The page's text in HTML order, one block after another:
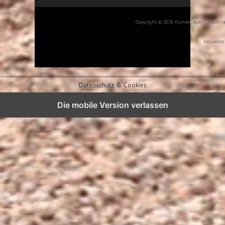
Copyright © 2026 Kurvenjäger |
Aktuelles
Datenschutz & Cookies
Die mobile Version verlassen